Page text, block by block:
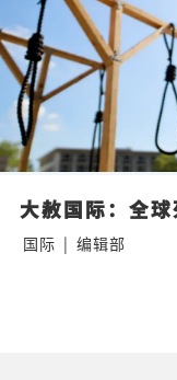
大赦国际：全
国际 | 编辑部